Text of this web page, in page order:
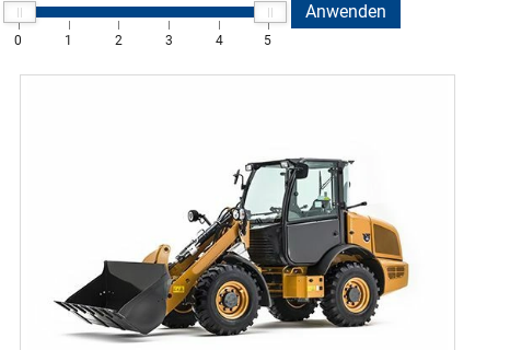
0 1 2 3 4 5
Anwenden